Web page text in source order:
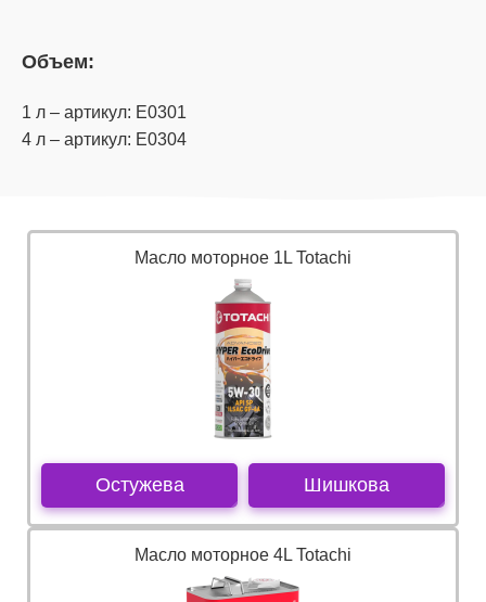
Объем:
1 л – артикул: E0301
4 л – артикул: E0304
Масло моторное 1L Totachi
Остужева Шишкова
Масло моторное 4L Totachi